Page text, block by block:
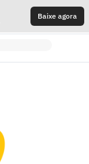
Baixe agora